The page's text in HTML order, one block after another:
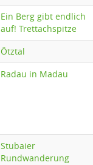
Ein Berg gibt endlich
auf! Trettachspitze
Ötztal
Radau in Madau
Stubaier
Rundwanderung